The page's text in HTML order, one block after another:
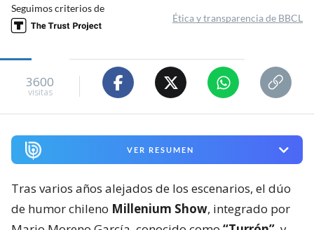
Seguimos criterios de
Ética y transparencia de BBCL
3600
visitas
VER RESUMEN
Tras varios años alejados de los escenarios, el dúo
de humor chileno Millenium Show, integrado por